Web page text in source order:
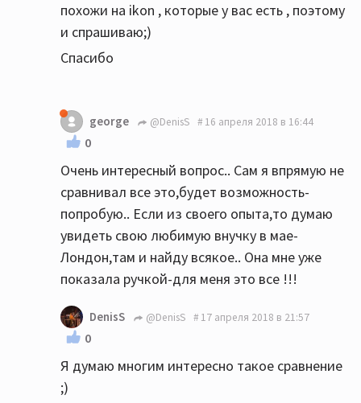
похожи на ikon , которые у вас есть , поэтому
и спрашиваю;)
Спасибо
george @DenisS 16 апреля 2018 в 16:44
0
Очень интересный вопрос.. Сам я впрямую не
сравнивал все это,будет возможность-
попробую.. Если из своего опыта,то думаю
увидеть свою любимую внучку в мае-
Лондон,там и найду всякое.. Она мне уже
показала ручкой-для меня это все !!!
DenisS @DenisS 17 апреля 2018 в 21:57
0
Я думаю многим интересно такое сравнение
;)